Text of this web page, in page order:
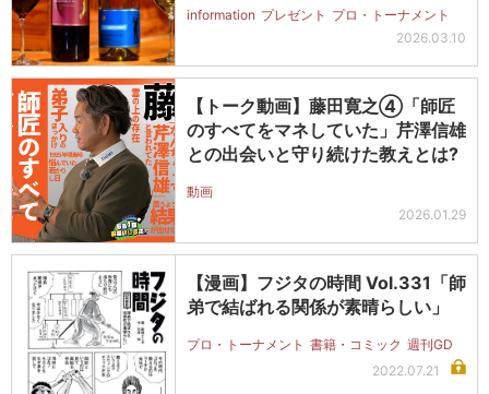
information プレゼント プロ・トーナメント
2026.03.10
【トーク動画】藤田寛之④「師匠
のすべてをマネしていた」芹澤信雄
との出会いと守り続けた教えとは?
動画
2026.01.29
【漫画】フジタの時間 Vol.331「師
弟で結ばれる関係が素晴らしい」
プロ・トーナメント 書籍・コミック 週刊GD
2022.07.21